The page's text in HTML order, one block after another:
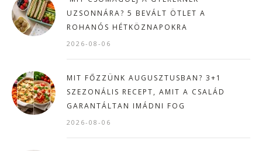
UZSONNÁRA? 5 BEVÁLT ÖTLET A
ROHANÓS HÉTKÖZNAPOKRA
2026-08-06
MIT FŐZZÜNK AUGUSZTUSBAN? 3+1
SZEZONÁLIS RECEPT, AMIT A CSALÁD
GARANTÁLTAN IMÁDNI FOG
2026-08-06